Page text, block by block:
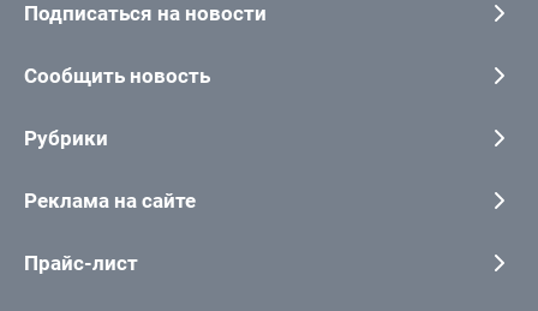
Подписаться на новости
Сообщить новость
Рубрики
Реклама на сайте
Прайс-лист